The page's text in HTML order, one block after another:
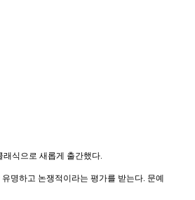
식으로 새롭게 출간했다.
명하고 논쟁적이라는 평가를 받는다. 문예